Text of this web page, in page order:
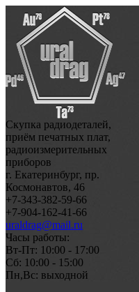
Скупка радиодеталей,
приём печатных плат,
радиоизмерительных
приборов
г. Екатеринбург, пр.
Космонавтов, 46
+7-343-382-59-66
+7-904-162-41-66
uraldrag@mail.ru
Часы работы:
Вт-Пт: 10:00 - 17:00
Сб: 10:00 - 15:00
Пн,Вс: выходной